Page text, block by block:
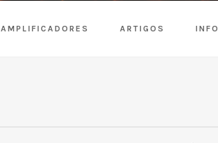
AMPLIFICADORES ARTIGOS INFO